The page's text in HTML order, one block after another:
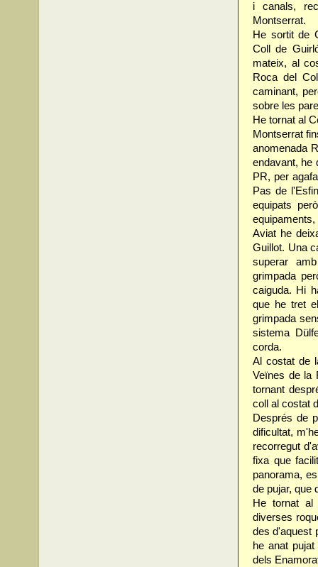
i canals,
Montserrat.
He sortit de
Coll de
mateix, al
Roca del
caminant,
sobre les
He tornat al
Montserrat
anomenada
endavant, he
PR, per
Pas de
equipats
Aviat he
Guillot. Una
superar
grimpada
caiguda. Hi
que he tret
grimpada
sistema
corda.
Al costat de
Veïnes de la
tornant
coll al costat
Després de
dificultat,
recorregut
fixa que
panorama,
de pujar, que
He tornat
diverses
des d'aquest
he anat
dels